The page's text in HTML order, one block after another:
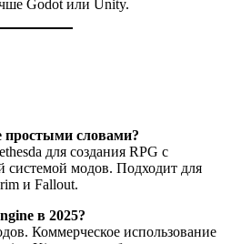
Godot или Unity.
простыми словами?
для создания RPG с
модов. Подходит для
и Fallout.
в 2025?
Коммерческое использование